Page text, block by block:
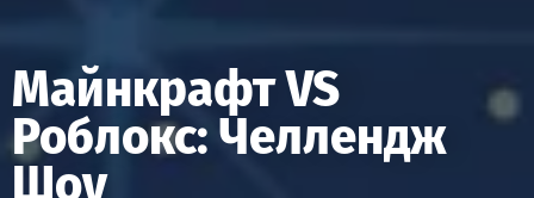
Майнкрафт VS
Роблокс: Челлендж
Шоу